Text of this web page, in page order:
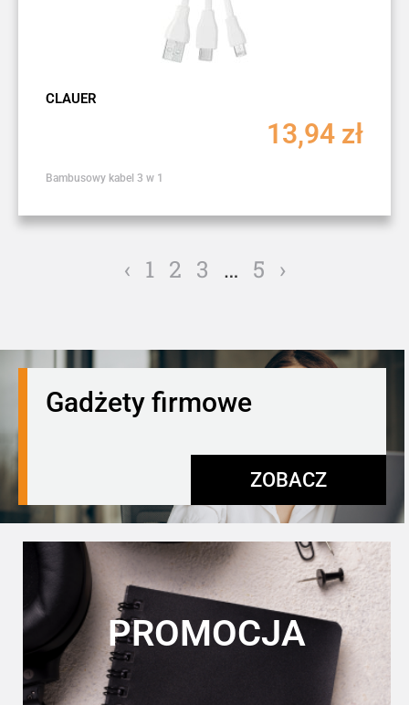
CLAUER
13,94 zł
Bambusowy kabel 3 w 1
‹ 1 2 3 … 5 ›
Gadżety firmowe
ZOBACZ
PROMOCJA